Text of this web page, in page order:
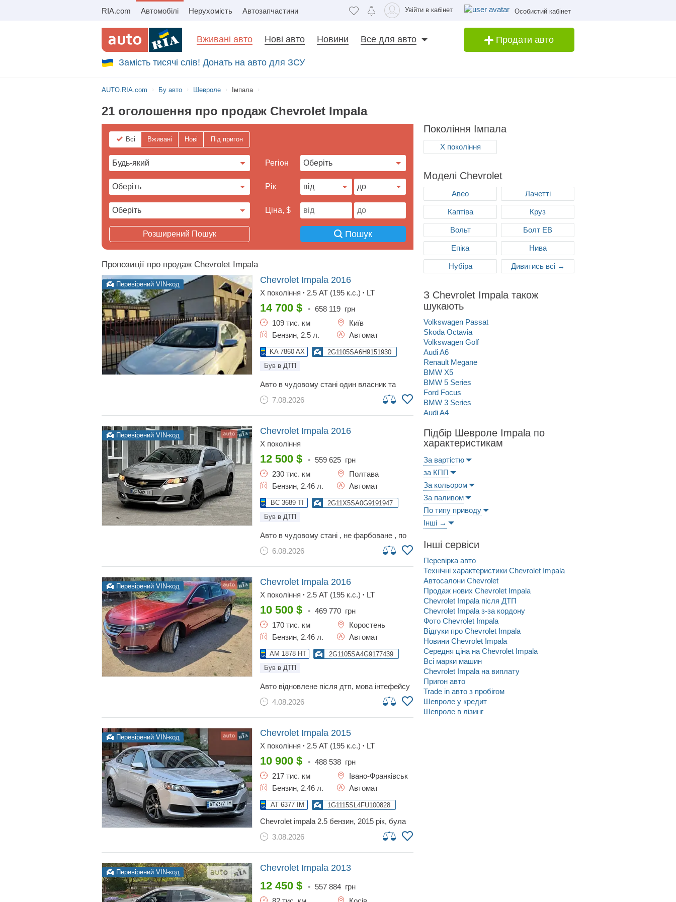
Увійти в кабінет Особистий кабінет
RIA.com Автомобілі Нерухомість Автозапчастини
Збір на авто для ЗСУ Продати авто
Вживані авто Нові авто Новини Все для авто
Замість тисячі слів! Донать на авто для ЗСУ
AUTO.RIA.com Бу авто Шевроле Імпала
21 оголошення про продаж Chevrolet Impala
Всі Вживані Нові Під пригон
Регіон
Рік
Ціна, $
Розширений Пошук Пошук
Пропозиції про продаж Chevrolet Impala
Перевірений VIN-код Chevrolet Impala 2016
X покоління • 2.5 AT (195 к.с.) • LT
14 700 $ • 658 119 грн
109 тис. км
Київ
Бензин, 2.5 л.
Автомат
KA 7860 AX
2G1105SA6H9151930
Був в ДТП
авто в чудовому стані один власник та
інформація про авто по телефону та при
місту з кондиціонером або підігрівом 10.4
л/100км в спокійній їзді якщо придавлювати
то 11+ обмін на авто-нерухомість і таке інше
не пропонувати! майданчикам-салонам та
іншим подібним прохання не турбувати не
гайте свого дорогоцінного часу!
7.08.2026
Перевірений VIN-код Chevrolet Impala 2016
X покоління
12 500 $ • 559 625 грн
230 тис. км
Полтава
Бензин, 2.46 л.
Автомат
BC 3689 TI
2G11X5SA0G9191947
Був в ДТП
авто в чудовому стані , не фарбоване , по
америці ціле , з адекватним розхідом і на
звичайному автоматі , великий сімейний
можливий обмін
6.08.2026
Перевірений VIN-код Chevrolet Impala 2016
X покоління • 2.5 AT (195 к.с.) • LT
10 500 $ • 469 770 грн
170 тис. км
Коростень
Бензин, 2.46 л.
Автомат
AM 1878 HT
2G1105SA4G9177439
Був в ДТП
авто відновлене після дтп, мова інтефейсу
4.08.2026
Перевірений VIN-код Chevrolet Impala 2015
X покоління • 2.5 AT (195 к.с.) • LT
10 900 $ • 488 538 грн
217 тис. км
Івано-Франківськ
Бензин, 2.46 л.
Автомат
AT 6377 IM 1G1115SL4FU100828
chevrolet impala 2.5 бензин, 2015 рік, була
пошкодженнями. автомобіль у хорошому
плавно, ходова без сторонніх шумів. салон
чистий та доглянутий, не потребує
вкладень. комплектація включає клімат-
контроль, круїз-контроль, камера заднього
3.08.2026
Перевірений VIN-код Chevrolet Impala 2013
12 450 $ • 557 884 грн
Покоління Імпала
X покоління
Моделі Chevrolet
Авео Лачетті
Каптіва Круз
Вольт Болт ЕВ
Епіка Нива
Нубіра Дивитись всі →
З Chevrolet Impala також
шукають
Volkswagen Passat
Skoda Octavia
Volkswagen Golf
Audi A6
Renault Megane
BMW X5
BMW 5 Series
Ford Focus
BMW 3 Series
Audi A4
Підбір Шевроле Impala по
характеристикам
За вартістю
за КПП
За кольором
За паливом
По типу приводу
Інші →
Інші сервіси
Перевірка авто
Технічні характеристики Chevrolet Impala
Автосалони Chevrolet
Продаж нових Chevrolet Impala
Chevrolet Impala після ДТП
Chevrolet Impala з-за кордону
Фото Chevrolet Impala
Відгуки про Chevrolet Impala
Новини Chevrolet Impala
Середня ціна на Chevrolet Impala
Всі марки машин
Chevrolet Impala на виплату
Пригон авто
Trade in авто з пробігом
Шевроле у кредит
Шевроле в лізинг